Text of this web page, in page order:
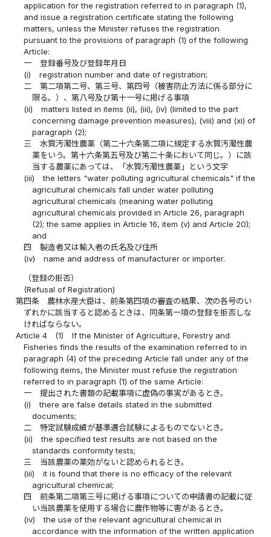
application for the registration referred to in paragraph (1),
and issue a registration certificate stating the following
matters, unless the Minister refuses the registration
pursuant to the provisions of paragraph (1) of the following
Article:
一
登録番号及び登録年月日
(i)
registration number and date of registration;
二
第二項第二号、第三号、第四号（被害防止方法に係る部分に
限る。）、第八号及び第十一号に掲げる事項
(ii)
matters listed in items (ii), (iii), (iv) (limited to the part
concerning damage prevention measures), (viii) and (xi) of
paragraph (2);
三
水質汚濁性農薬（第二十六条第二項に規定する水質汚濁性農
薬をいう。第十六条第五号及び第二十条において同じ。）に該
当する農薬にあっては、「水質汚濁性農薬」という文字
(iii)
the letters "water polluting agricultural chemicals" if the
agricultural chemicals fall under water polluting
agricultural chemicals (meaning water polluting
agricultural chemicals provided in Article 26, paragraph
(2); the same applies in Article 16, item (v) and Article 20);
and
四
製造者又は輸入者の氏名及び住所
(iv)
name and address of manufacturer or importer.
（登録の拒否）
(Refusal of Registration)
第四条
農林水産大臣は、前条第四項の審査の結果、次の各号のい
ずれかに該当すると認めるときは、同条第一項の登録を拒否しな
ければならない。
Article 4
(1)
If the Minister of Agriculture, Forestry and
Fisheries finds the results of the examination referred to in
paragraph (4) of the preceding Article fall under any of the
following items, the Minister must refuse the registration
referred to in paragraph (1) of the same Article:
一
提出された書類の記載事項に虚偽の事実があるとき。
(i)
there are false details stated in the submitted
documents;
二
特定試験成績が基準適合試験によるものでないとき。
(ii)
the specified test results are not based on the
standards conformity tests;
三
当該農薬の薬効がないと認められるとき。
(iii)
it is found that there is no efficacy of the relevant
agricultural chemical;
四
前条第二項第三号に掲げる事項についての申請書の記載に従
い当該農薬を使用する場合に農作物等に害があるとき。
(iv)
the use of the relevant agricultural chemical in
accordance with the information of the written application